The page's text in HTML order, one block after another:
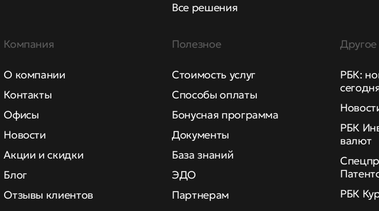
Все решения
Компания
О компании
Контакты
Офисы
Новости
Акции и скидки
Блог
Отзывы клиентов
Полезное
Стоимость услуг
Способы оплаты
Бонусная программа
Документы
База знаний
ЭДО
Партнерам
Другое
РБК:
РБК
валют
РБК